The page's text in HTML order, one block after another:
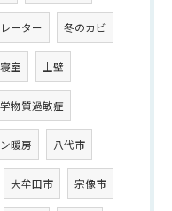
ーター 冬のカビ
寝室 土壁
物質過敏症
暖房 八代市
大牟田市 宗像市